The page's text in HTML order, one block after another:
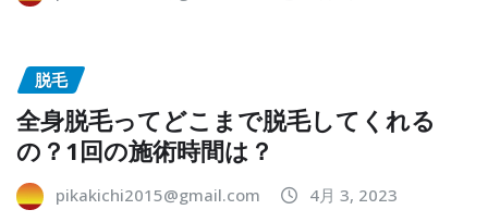
脱毛
全身脱毛ってどこまで脱毛してくれる
の？1回の施術時間は？
pikakichi2015@gmail.com 4月 3, 2023